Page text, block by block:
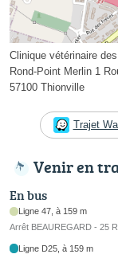
Clinique vétérinaire
Rond-Point Merlin 1
57100 Thionville
Trajet
Venir en
En bus
Ligne 47, à 159 m
Arrêt BEAUREGARD - 25
Ligne D25, à 159 m